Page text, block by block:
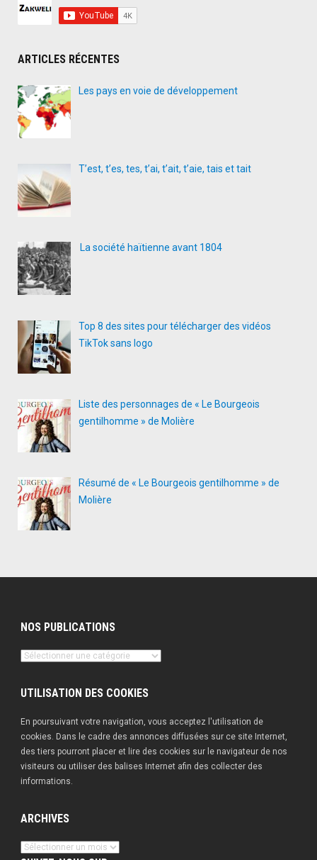
ARTICLES RÉCENTES
Les pays en voie de développement
T’est, t’es, tes, t’ai, t’ait, t’aie, tais et tait
La société haïtienne avant 1804
Top 8 des sites pour télécharger des vidéos
TikTok sans logo
Liste des personnages de « Le Bourgeois
gentilhomme » de Molière
Résumé de « Le Bourgeois gentilhomme » de
Molière
NOS PUBLICATIONS
Nos
UTILISATION DES COOKIES
En poursuivant votre navigation, vous acceptez l'utilisation de
cookies. Dans le cadre des annonces diffusées sur ce site Internet,
des tiers pourront placer et lire des cookies sur le navigateur de nos
visiteurs ou utiliser des balises Internet afin des collecter des
informations.
ARCHIVES
Archives